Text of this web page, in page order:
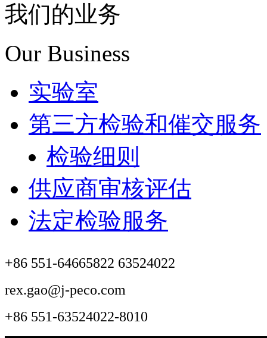
我们的业务
Our Business
实验室
第三方检验和催交服务
检验细则
供应商审核评估
法定检验服务
+86 551-64665822 63524022
rex.gao@j-peco.com
+86 551-63524022-8010